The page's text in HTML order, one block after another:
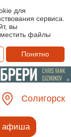
для
сервиса.
вы
файлы
Понятно
Солигорск
афиша